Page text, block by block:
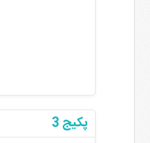
پکیج 3